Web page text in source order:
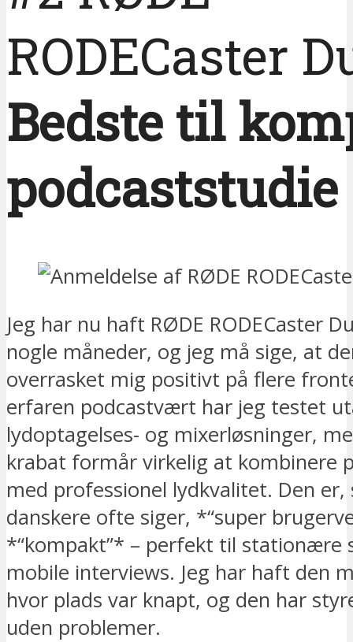
RODECaster
Bedste til
podcaststudie
Jeg har nu haft RØDE RODECaster
nogle måneder, og jeg må sige, at
overrasket mig positivt på flere
erfaren podcastvært har jeg testet
lydoptagelses- og mixerløsninger,
krabat formår virkelig at kombinere
med professionel lydkvalitet. Den er,
danskere ofte siger, *“super
*“kompakt”* – perfekt til stationære
mobile interviews. Jeg har haft den
hvor plads var knapt, og den har
uden problemer.